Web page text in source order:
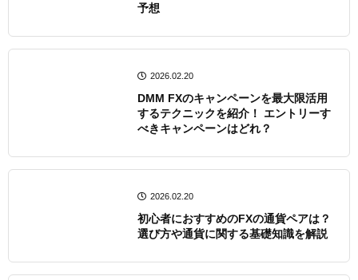
予想
2026.02.20
DMM FXのキャンペーンを最大限活用
するテクニックを紹介！ エントリーす
べきキャンペーンはどれ？
2026.02.20
初心者におすすめのFXの通貨ペアは？
選び方や通貨に関する基礎知識を解説